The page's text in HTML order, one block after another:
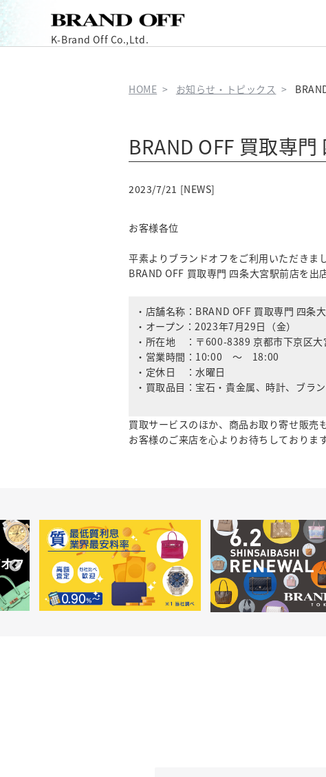
K-Brand Off Co.,Ltd.
HOME お知らせ・トピックス
BRAND OFF 買取専
2023/7/21 [NEWS]
お客様各位
平素よりブランドオフをご利用いただきま
BRAND OFF 買取専門 四条大宮駅前店を出
・店舗名称：BRAND OFF 買取専門 四条
・オープン：2023年7月29日（金）
・所在地 ：〒600-8389 京都市下京区
・営業時間：10:00 ～ 18:00
・定休日 ：水曜日
・買取品目：宝石・貴金属、時計、ブラ
買取サービスのほか、商品お取り寄せ販売
お客様のご来店を心よりお待ちしております